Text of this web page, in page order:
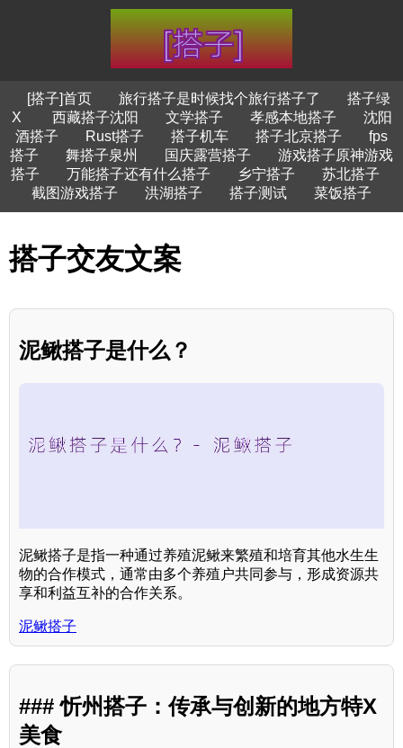
[搭子]首页 旅行搭子是时候找个旅行搭子了
搭子绿
X
西藏搭子沈阳 文学搭子 孝感本地搭子
沈阳
酒搭子
Rust搭子 搭子机车 搭子北京搭子
fps
搭子
舞搭子泉州 国庆露营搭子
游戏搭子原神游戏
搭子
万能搭子还有什么搭子 乡宁搭子
苏北搭子
截图游戏搭子
洪湖搭子 搭子测试 菜饭搭子
搭子交友文案
泥鳅搭子是什么？
泥鳅搭子是指一种通过养殖泥鳅来繁殖和培育其他水生生
物的合作模式，通常由多个养殖户共同参与，形成资源共
享和利益互补的合作关系。
泥鳅搭子
### 忻州搭子：传承与创新的地方特X
美食